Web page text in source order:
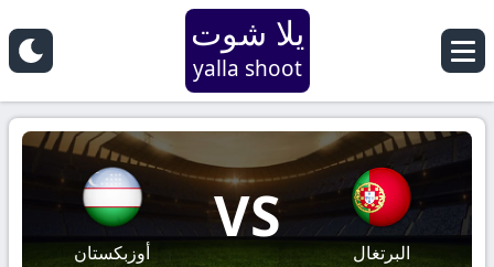
يلا شوت
yalla shoot
البرتغال
VS
أوزبكستان